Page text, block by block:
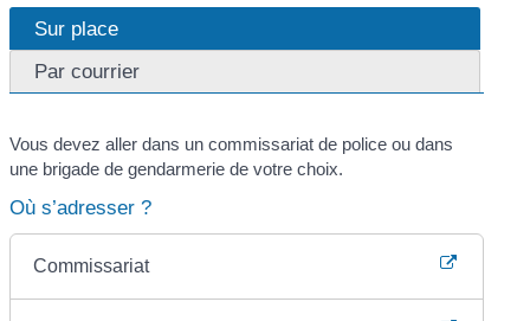
Sur place
Par courrier
Vous devez aller dans un commissariat de police ou dans
une brigade de gendarmerie de votre choix.
Où s’adresser ?
Commissariat